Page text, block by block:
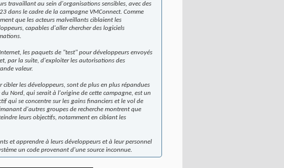
travaillant au sein d'organisations sensibles, avec des
dans le cadre de la campagne VMConnect. Comme
que les acteurs malveillants ciblaient les
capables d'aller chercher des logiciels
les paquets de "test" pour développeurs envoyés
par la suite, d'exploiter les autorisations des
valeur.
les développeurs, sont de plus en plus répandues
Nord, qui serait à l'origine de cette campagne, est un
qui se concentre sur les gains financiers et le vol de
d'autres groupes de recherche montrent que
leurs objectifs, notamment en ciblant les
et apprendre à leurs développeurs et à leur personnel
un code provenant d'une source inconnue.